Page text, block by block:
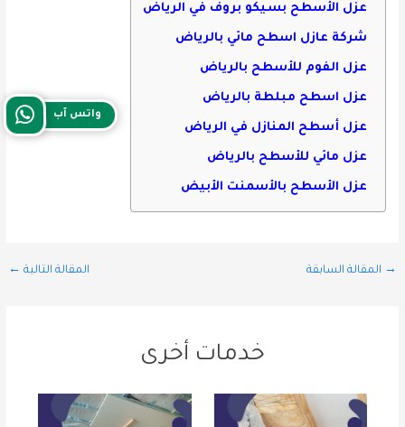
عزل الأسطح بسيكو بروف في الرياض
شركة عازل اسطح مائي بالرياض
عزل الفوم للأسطح بالرياض
عزل اسطح مبلطة بالرياض
عزل أسطح المنازل في الرياض
عزل مائي للأسطح بالرياض
عزل الأسطح بالأسمنت الأبيض
→ المقالة السابقة المقالة التالية ←
خدمات أخرى
واتس آب